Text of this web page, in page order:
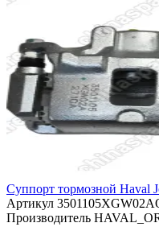
Суппорт тормозной Haval
Артикул
Производитель